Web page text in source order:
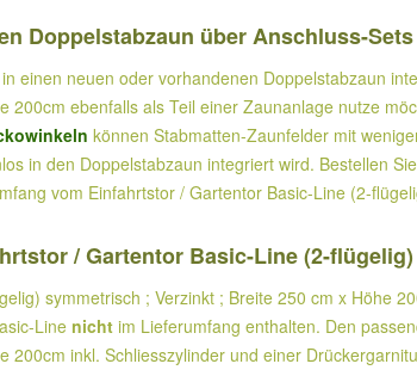
Doppelstabzaun über Anschluss-Sets
einen neuen oder vorhandenen Doppelstabzaun
200cm ebenfalls als Teil einer Zaunanlage nutze
können Stabmatten-Zaunfelder mit
in den Doppelstabzaun integriert wird. Bestellen
vom Einfahrtstor / Gartentor Basic-Line (2-
/ Gartentor Basic-Line (2-
symmetrisch ; Verzinkt ; Breite 250 cm x Höhe
Line nicht im Lieferumfang enthalten. Den
200cm inkl. Schliesszylinder und einer